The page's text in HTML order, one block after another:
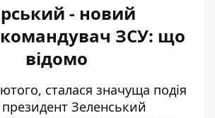
- новий
ЗСУ: що
відомо
сталася значуща подія
Зеленський